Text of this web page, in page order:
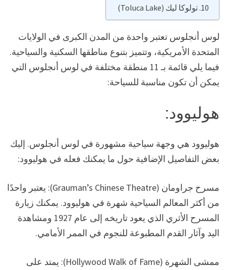
تولوكا ليك (Toluca Lake)
لوس أنجلوس تعتبر واحدة من المدن الكبرى في الولايات
المتحدة الأمريكية، وتتميز بتنوع مناطقها السكنية والسياحية.
فيما يلي قائمة بـ 11 منطقة مختلفة في لوس أنجلوس التي
يمكن أن تكون مناسبة للسياحة:
هوليوود:
هوليوود هي وجهة سياحية مشهورة في لوس أنجلوس. إليك
بعض التفاصيل الإضافية حول ما يمكنك فعله في هوليوود:
مسرح جراومان (Grauman’s Chinese Theatre): يعتبر واحدًا
من أكثر المعالم السياحية شهرة في هوليوود. يمكنك زيارة
المسرح الأثري الذي يعود تاريخه إلى عام 1927 ومشاهدة
اليد وآثار القدم المطبوعة للنجوم في الممر الأمامي.
ممشى الشهرة (Hollywood Walk of Fame): يمتد على